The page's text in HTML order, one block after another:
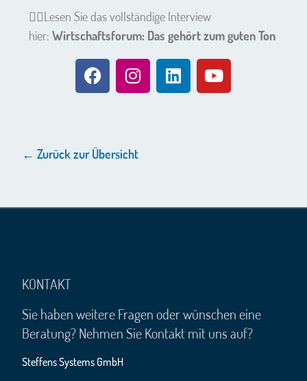
👉🏼Lesen Sie das vollständige Interview
hier: Wirtschaftsforum: Das gehört zum guten Ton
← Zurück zur Übersicht
KONTAKT
Sie haben weitere Fragen oder wünschen eine
Beratung? Nehmen Sie Kontakt mit uns auf?
Steffens Systems GmbH